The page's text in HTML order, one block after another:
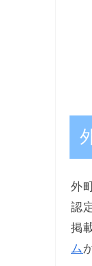
外
認
掲
ム